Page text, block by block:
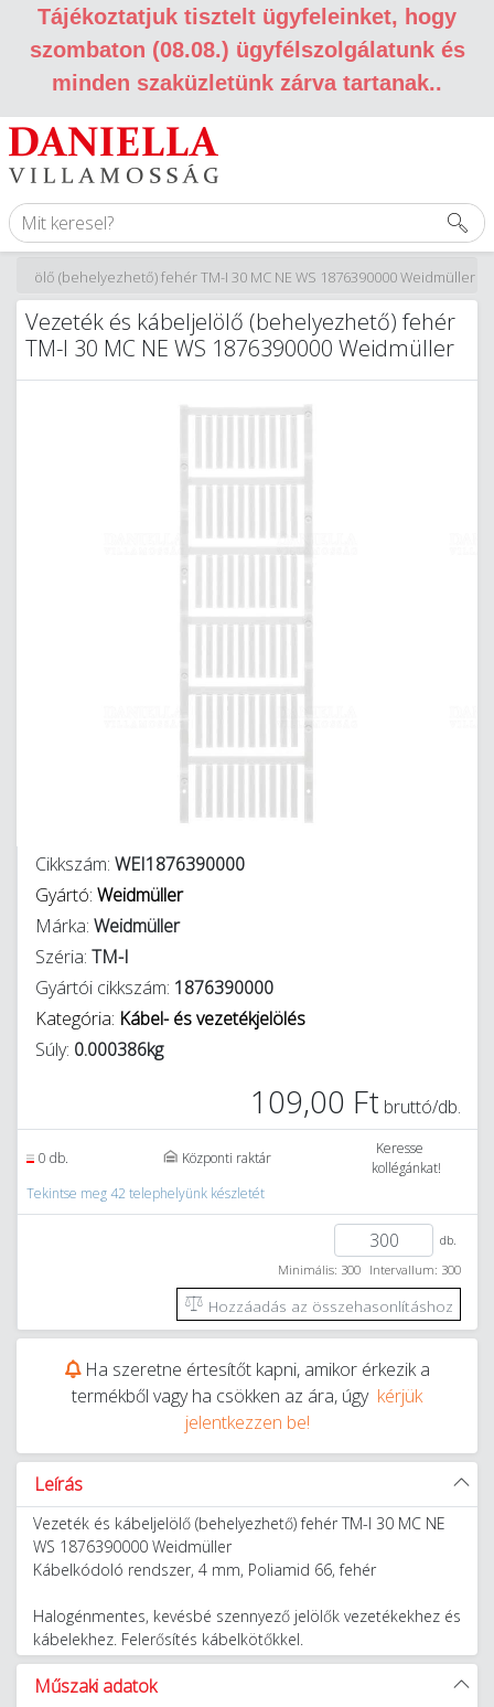
Tájékoztatjuk tisztelt ügyfeleinket, hogy
szombaton (08.08.) ügyfélszolgálatunk és
minden szaküzletünk zárva tartanak..
(behelyezhető) fehér TM-I 30 MC NE WS 1876390000 Weidmüller
Vezeték és kábeljelölő (behelyezhető) fehér
TM-I 30 MC NE WS 1876390000 Weidmüller
Cikkszám: WEI1876390000
Gyártó: Weidmüller
Márka: Weidmüller
Széria: TM-I
Gyártói cikkszám: 1876390000
Kategória: Kábel- és vezetékjelölés
Súly: 0.000386kg
109,00 Ft bruttó/db.
0 db. Központi raktár
Keresse
kollégánkat!
Tekintse meg 42 telephelyünk készletét
db.
Minimális: 300 Intervallum: 300
Hozzáadás az összehasonlításhoz
Ha szeretne értesítőt kapni, amikor érkezik a
termékből vagy ha csökken az ára, úgy kérjük
jelentkezzen be!
Leírás
Vezeték és kábeljelölő (behelyezhető) fehér TM-I 30 MC NE
WS 1876390000 Weidmüller
Kábelkódoló rendszer, 4 mm, Poliamid 66, fehér
Halogénmentes, kevésbé szennyező jelölők vezetékekhez és
kábelekhez. Felerősítés kábelkötőkkel.
Műszaki adatok